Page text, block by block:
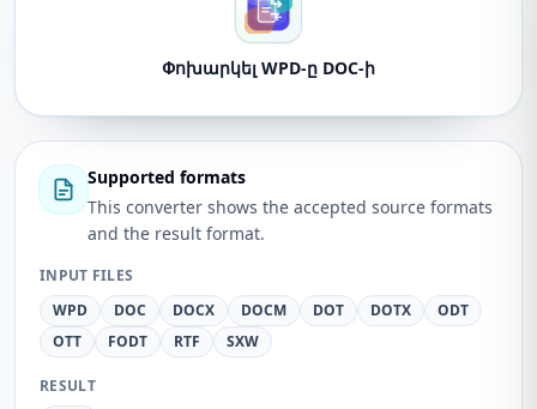
Փոխարկել WPD-ը DOC-ի
Supported formats
This converter shows the accepted source formats
and the result format.
INPUT FILES
WPD
DOC DOCX DOCM DOT DOTX
ODT
OTT
FODT RTF SXW
RESULT